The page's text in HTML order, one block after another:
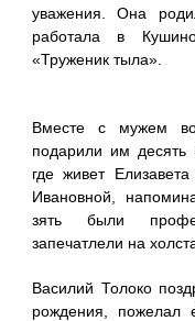
уважения. Она
работала в
«Труженик тыла».
Вместе с мужем
подарили им десять
где живет
Ивановной,
зять были
запечатлели на
Василий Толоко
рождения, пожелал